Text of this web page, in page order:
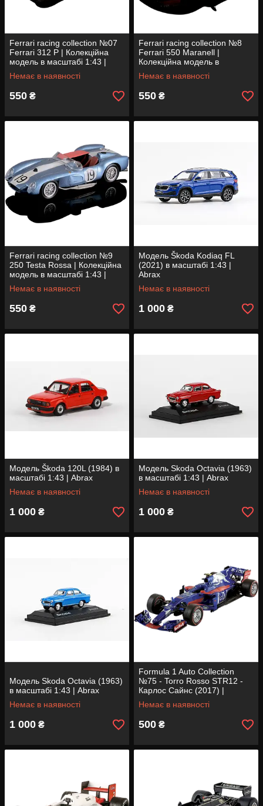
Ferrari racing collection №07
Ferrari 312 P | Колекційна
модель в масштабі 1:43 |
Centauria
Немає в наявності
550 ₴
Ferrari racing collection №8
Ferrari 550 Maranell |
Колекційна модель в
масштабі 1:43 | Centauria
Немає в наявності
550 ₴
Ferrari racing collection №9
250 Testa Rossa | Колекційна
модель в масштабі 1:43 |
Centauria
Немає в наявності
550 ₴
Модель Škoda Kodiaq FL
(2021) в масштабі 1:43 |
Abrax
Немає в наявності
1 000 ₴
Модель Škoda 120L (1984) в
масштабі 1:43 | Abrax
Немає в наявності
1 000 ₴
Модель Skoda Octavia (1963)
в масштабі 1:43 | Abrax
Немає в наявності
1 000 ₴
Модель Skoda Octavia (1963)
в масштабі 1:43 | Abrax
Немає в наявності
1 000 ₴
Formula 1 Auto Collection
№75 - Torro Rosso STR12 -
Карлос Сайнс (2017) |
Колекційна модель 1:43 |
Centauria
Немає в наявності
500 ₴